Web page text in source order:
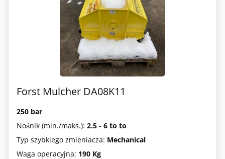
Forst Mulcher DA08K11
250 bar
Nośnik (min./maks.): 2.5 - 6 to to
Typ szybkiego zmieniacza: Mechanical
Waga operacyjna: 190 Kg